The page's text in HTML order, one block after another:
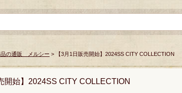
品の通販 メルシー > 【3月1日販売開始】2024SS CITY COLLECTION
開始】2024SS CITY COLLECTION